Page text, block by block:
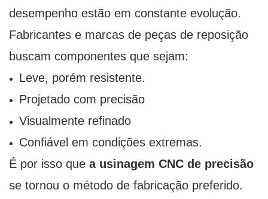
desempenho estão em constante evolução.
Fabricantes e marcas de peças de reposição
buscam componentes que sejam:
Leve, porém resistente.
Projetado com precisão
Visualmente refinado
Confiável em condições extremas.
É por isso que a usinagem CNC de precisão
se tornou o método de fabricação preferido.